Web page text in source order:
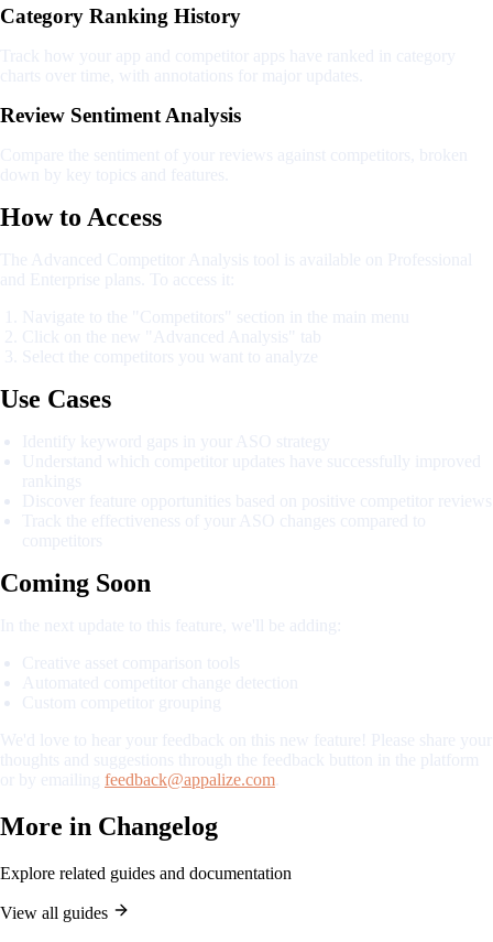
Category Ranking History
Review Sentiment Analysis
How to Access
Use Cases
Coming Soon
feedback@appalize.com
More in Changelog
Explore related guides and documentation
View all guides